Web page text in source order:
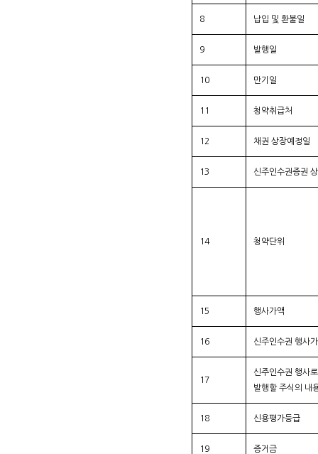
8 납입 및 환불일
9 발행일
10 만기일
11 청약취급처
12 채권 상장예정일
13 신주인수권증권
14 청약단위
15 행사가액
16 신주인수권 행사
17
신주인수권 행사
발행할 주식의 내
18 신용평가등급
19 증거금